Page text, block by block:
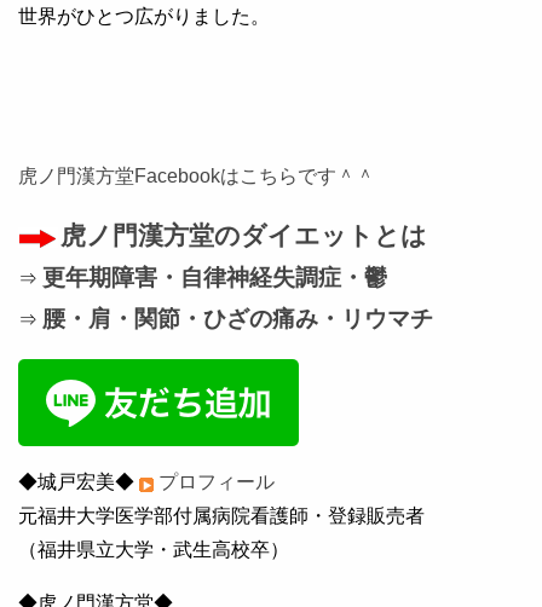
世界がひとつ広がりました。
虎ノ門漢方堂Facebookはこちらです＾＾
虎ノ門漢方堂のダイエットとは
⇒ 更年期障害・自律神経失調症・鬱
⇒ 腰・肩・関節・ひざの痛み・リウマチ
◆城戸宏美◆
プロフィール
元福井大学医学部付属病院看護師・登録販売者
（福井県立大学・武生高校卒）